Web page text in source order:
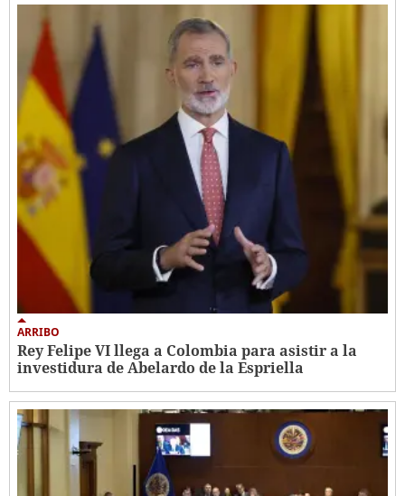
ARRIBO
Rey Felipe VI llega a Colombia para asistir a la
investidura de Abelardo de la Espriella